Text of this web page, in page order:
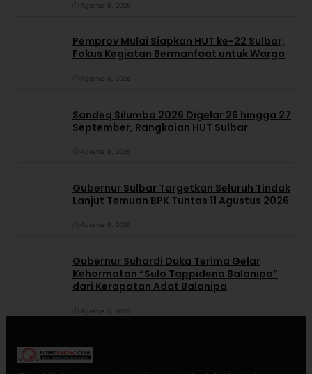
Agustus 8, 2026
Pemprov Mulai Siapkan HUT ke-22 Sulbar,
Fokus Kegiatan Bermanfaat untuk Warga
Agustus 8, 2026
Sandeq Silumba 2026 Digelar 26 hingga 27
September, Rangkaian HUT Sulbar
Agustus 8, 2026
Gubernur Sulbar Targetkan Seluruh Tindak
Lanjut Temuan BPK Tuntas 11 Agustus 2026
Agustus 8, 2026
Gubernur Suhardi Duka Terima Gelar
Kehormatan “Sulo Tappidena Balanipa”
dari Kerapatan Adat Balanipa
Agustus 5, 2026